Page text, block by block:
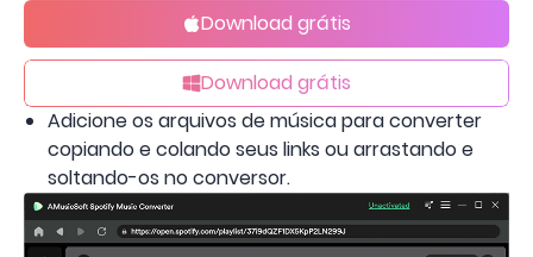
Download grátis
Download grátis
Adicione os arquivos de música para converter
copiando e colando seus links ou arrastando e
soltando-os no conversor.